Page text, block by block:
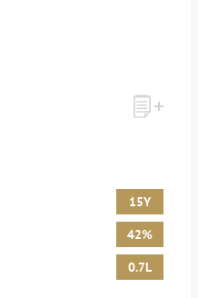
15Y
42%
0.7L